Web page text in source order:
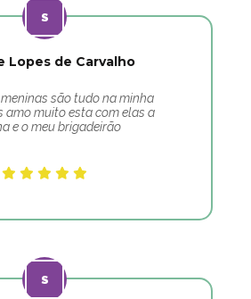
Lopes de Carvalho
são tudo na minha
amo muito esta com elas a
e o meu brigadeirão